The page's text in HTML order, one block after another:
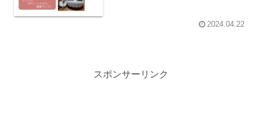
2024.04.22
スポンサーリンク